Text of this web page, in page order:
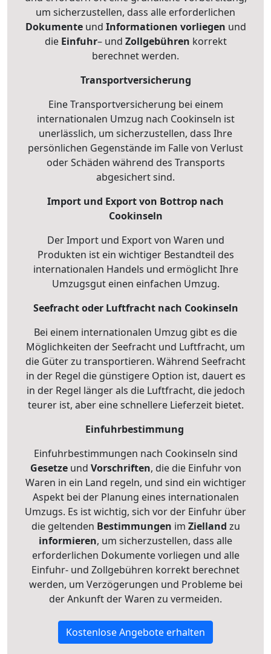
um sicherzustellen, dass alle erforderlichen
Dokumenteund Informationen vorliegen und
die Einfuhr– und Zollgebühren korrekt
berechnet werden.
Transportversicherung
Eine Transportversicherung bei einem
internationalen Umzug nach Cookinseln ist
unerlässlich, um sicherzustellen, dass Ihre
persönlichen Gegenstände im Falle von Verlust
oder Schäden während des Transports
abgesichert sind.
Import und Export von Bottrop nach
Cookinseln
Der Import und Export von Waren und
Produkten ist ein wichtiger Bestandteil des
internationalen Handels und ermöglicht Ihre
Umzugsgut einen einfachen Umzug.
Seefracht oder Luftfracht nach Cookinseln
Bei einem internationalen Umzug gibt es die
Möglichkeiten der Seefracht und Luftfracht, um
die Güter zu transportieren. Während Seefracht
in der Regel die günstigere Option ist, dauert es
in der Regel länger als die Luftfracht, die jedoch
teurer ist, aber eine schnellere Lieferzeit bietet.
Einfuhrbestimmung
Einfuhrbestimmungen nach Cookinseln sind
Gesetzeund Vorschriften, die die Einfuhr von
Waren in ein Land regeln, und sind ein wichtiger
Aspekt bei der Planung eines internationalen
Umzugs. Es ist wichtig, sich vor der Einfuhr über
die geltenden Bestimmungen im Zielland zu
informieren, um sicherzustellen, dass alle
erforderlichen Dokumente vorliegen und alle
Einfuhr- und Zollgebühren korrekt berechnet
werden, um Verzögerungen und Probleme bei
der Ankunft der Waren zu vermeiden.
Kostenlose Angebote erhalten